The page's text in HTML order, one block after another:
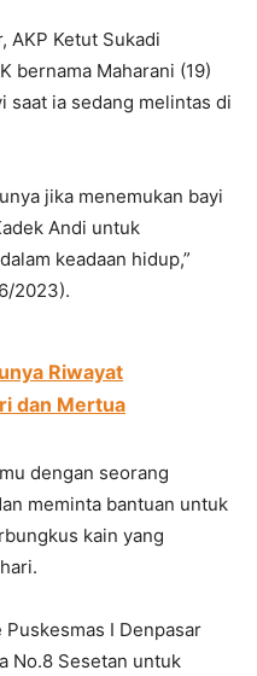
AKP Ketut Sukadi
bernama Maharani (19)
saat ia sedang melintas di
jika menemukan bayi
Andi untuk
keadaan hidup,”
2023).
Riwayat
dan Mertua
dengan seorang
meminta bantuan untuk
kain yang
Puskesmas I Denpasar
No.8 Sesetan untuk